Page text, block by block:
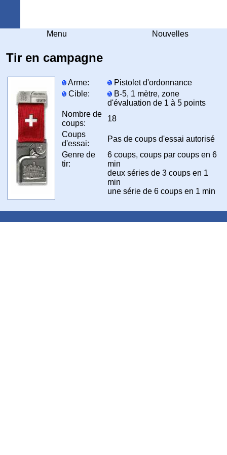
Menu Nouvelles
Tir en campagne
Arme:
Pistolet d'ordonnance
Cible:
B-5, 1 mètre, zone
d'évaluation de 1 à 5 points
Nombre de
coups:
18
Coups
d'essai:
Pas de coups d'essai autorisé
Genre de
tir:
6 coups, coups par coups en 6
min
deux séries de 3 coups en 1
min
une série de 6 coups en 1 min